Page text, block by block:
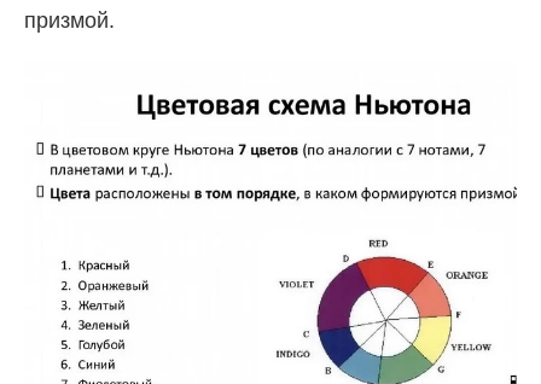
призмой.